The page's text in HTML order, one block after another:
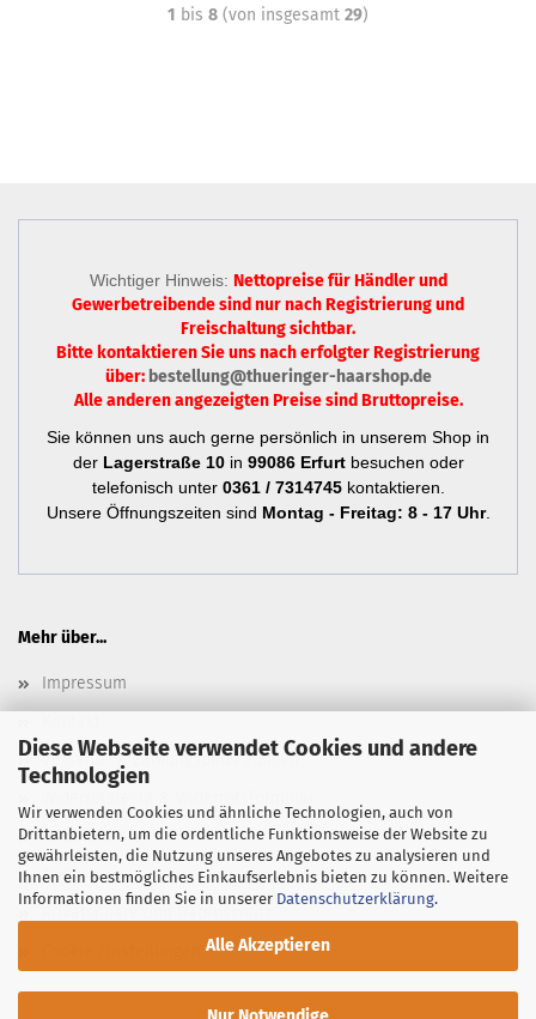
Diese Webseite verwendet Cookies und andere
Technologien
Wir verwenden Cookies und ähnliche Technologien, auch von
Drittanbietern, um die ordentliche Funktionsweise der Website zu
gewährleisten, die Nutzung unseres Angebotes zu analysieren und
Ihnen ein bestmögliches Einkaufserlebnis bieten zu können. Weitere
Informationen finden Sie in unserer Datenschutzerklärung.
Alle Akzeptieren
1 bis 8 (von insgesamt 29)
Wichtiger Hinweis: Nettopreise für Händler und
Gewerbetreibende sind nurnach Registrierungund
Freischaltung sichtbar.
Bitte kontaktieren Sie uns nach erfolgter Registrierung
über: bestellung@thueringer-haarshop.de
Alle anderen angezeigten Preise sind Bruttopreise.
Sie können uns auch gerne persönlich in unserem Shop in
der Lagerstraße 10in 99086 Erfurtbesuchen oder
telefonisch unter 0361 / 7314745kontaktieren.
Unsere Öffnungszeiten sind Montag - Freitag: 8 - 17 Uhr.
Mehr über...
Impressum
Versand- & Zahlungsbedingungen
Newsletter
AGB